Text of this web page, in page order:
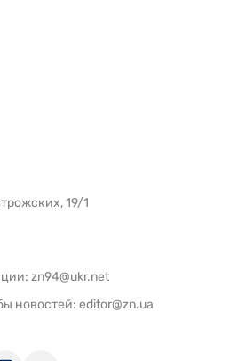
19/1
zn94@ukr.net
новостей: editor@zn.ua